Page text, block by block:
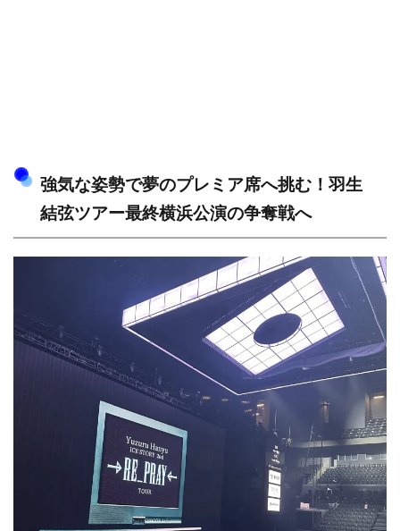
強気な姿勢で夢のプレミア席へ挑む！羽生
結弦ツアー最終横浜公演の争奪戦へ